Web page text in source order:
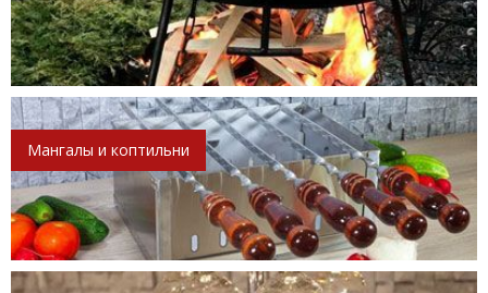
Мангалы и коптильни